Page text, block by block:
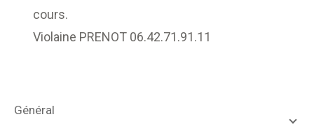
cours.
Violaine PRENOT 06.42.71.91.11
général